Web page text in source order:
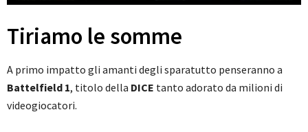
Tiriamo le somme
A primo impatto gli amanti degli sparatutto penseranno a
Battelfield 1, titolo della DICE tanto adorato da milioni di
videogiocatori.